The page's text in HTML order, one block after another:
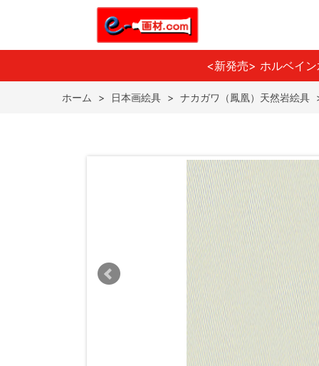
<新発売> ホルベイ
ホーム > 日本画絵具 > ナカガワ（鳳凰）天然岩絵具